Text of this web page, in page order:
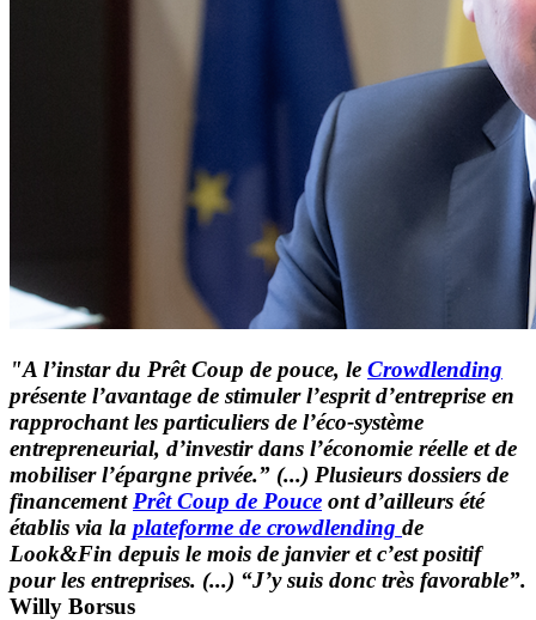
"A l’instar du Prêt Coup de pouce, le Crowdlending
présente l’avantage de stimuler l’esprit d’entreprise en
rapprochant les particuliers de l’éco-système
entrepreneurial, d’investir dans l’économie réelle et de
mobiliser l’épargne privée.” (...) Plusieurs dossiers de
financement Prêt Coup de Pouce ont d’ailleurs été
établis via la plateforme de crowdlending de
Look&Fin depuis le mois de janvier et c’est positif
pour les entreprises. (...) “J’y suis donc très favorable”.
Willy Borsus